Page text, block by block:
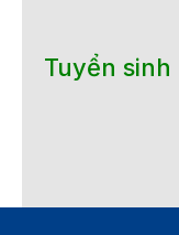
Tuyển sinh